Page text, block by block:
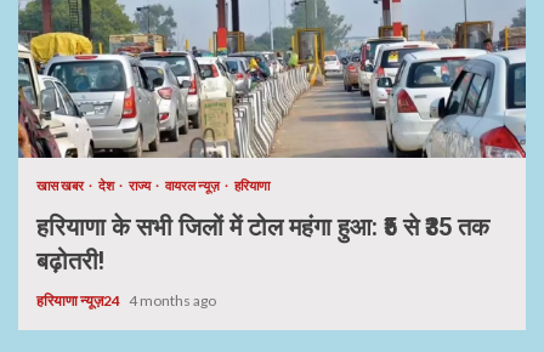
खास खबर देश राज्य वायरल न्यूज़ हरियाणा
हरियाणा के सभी जिलों में टोल महंगा हुआ: ₹5 से ₹35 तक
बढ़ोतरी!
हरियाणा न्यूज़24 4 months ago